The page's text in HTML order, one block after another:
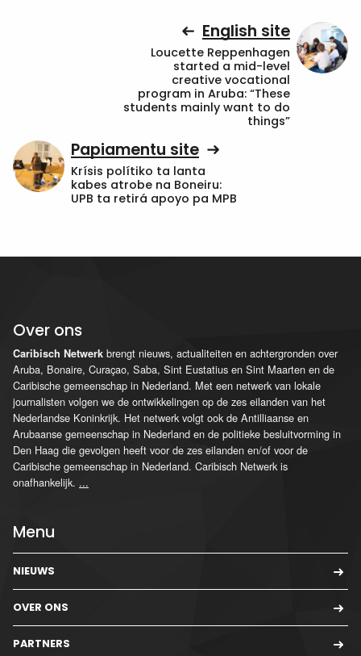
English site
Loucette Reppenhagen
started a mid-level
creative vocational
program in Aruba: “These
students mainly want to do
things”
Papiamentu site
Krísis polítiko ta lanta
kabes atrobe na Boneiru:
UPB ta retirá apoyo pa MPB
Over ons
Caribisch Netwerk brengt nieuws, actualiteiten en achtergronden over
Aruba, Bonaire, Curaçao, Saba, Sint Eustatius en Sint Maarten en de
Caribische gemeenschap in Nederland. Met een netwerk van lokale
journalisten volgen we de ontwikkelingen op de zes eilanden van het
Nederlandse Koninkrijk. Het netwerk volgt ook de Antilliaanse en
Arubaanse gemeenschap in Nederland en de politieke besluitvorming in
Den Haag die gevolgen heeft voor de zes eilanden en/of voor de
Caribische gemeenschap in Nederland. Caribisch Netwerk is
onafhankelijk. ...
Menu
NIEUWS
OVER ONS
PARTNERS